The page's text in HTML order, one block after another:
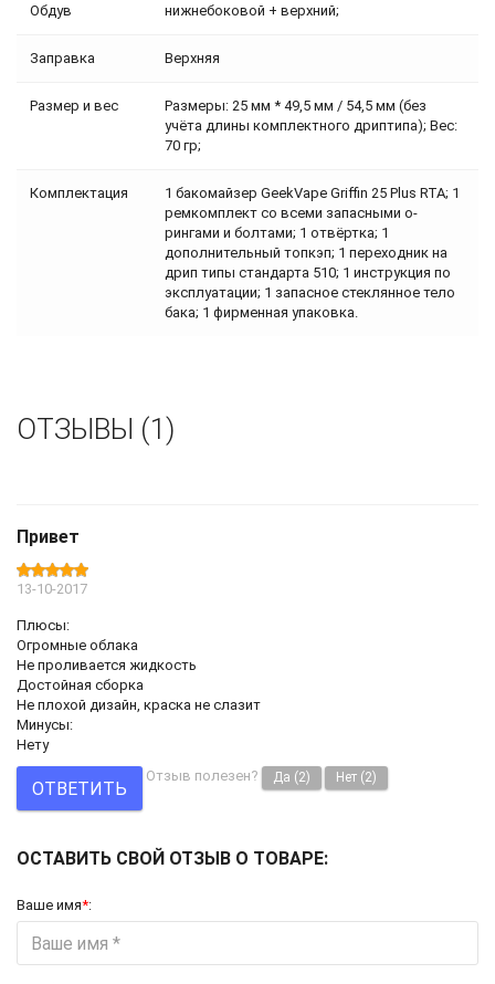
Обдув нижнебоковой + верхний;
Заправка Верхняя
Размер и вес
Размеры: 25 мм * 49,5 мм / 54,5 мм (без
учёта длины комплектного дриптипа); Вес:
70 гр;
Комплектация
1 бакомайзер GeekVape Griffin 25 Plus RTA; 1
ремкомплект со всеми запасными о-
рингами и болтами; 1 отвёртка; 1
дополнительный топкэп; 1 переходник на
дрип типы стандарта 510; 1 инструкция по
эксплуатации; 1 запасное стеклянное тело
бака; 1 фирменная упаковка.
ОТЗЫВЫ (1)
Привет
13-10-2017
Плюсы:
Огромные облака
Не проливается жидкость
Достойная сборка
Не плохой дизайн, краска не слазит
Минусы:
Нету
ОТВЕТИТЬ
Отзыв полезен? Да (2) Нет (2)
ОСТАВИТЬ СВОЙ ОТЗЫВ О ТОВАРЕ:
Ваше имя*: